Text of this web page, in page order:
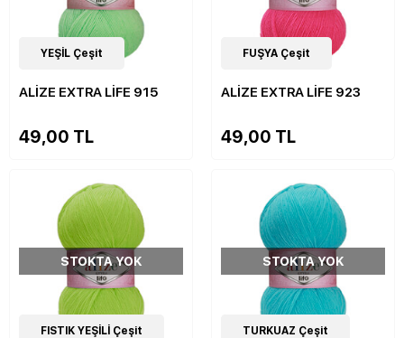
19Çeşit
YEŞİL Çeşit
ALİZE EXTRA LİFE 915
49,00 TL
19Çeşit
FUŞYA Çeşit
ALİZE EXTRA LİFE 923
49,00 TL
19Çeşit
STOKTA YOK
FISTIK YEŞİLİ Çeşit 19Çeşit
STOKTA YOK
TURKUAZ Çeşit